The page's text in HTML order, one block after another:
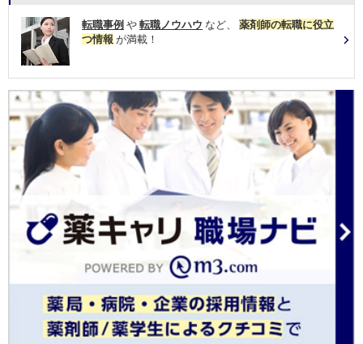
転職事例 や 転職ノウハウ など、 薬剤師の転職に役立
つ情報 が満載！